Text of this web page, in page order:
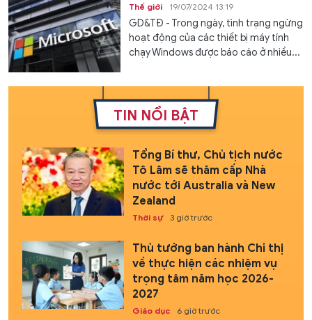
Thế giới 19/07/2024 13:19
GD&TĐ - Trong ngày, tình trạng ngừng
hoạt động của các thiết bị máy tính
chạy Windows được báo cáo ở nhiều...
TIN NỔI BẬT
Tổng Bí thư, Chủ tịch nước
Tô Lâm sẽ thăm cấp Nhà
nước tới Australia và New
Zealand
Thời sự 3 giờ trước
Thủ tướng ban hành Chỉ thị
về thực hiện các nhiệm vụ
trọng tâm năm học 2026-
2027
Giáo dục 6 giờ trước